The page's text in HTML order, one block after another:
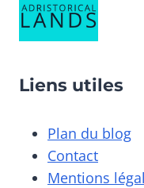
Liens utiles
Plan du blog
Contact
Mentions